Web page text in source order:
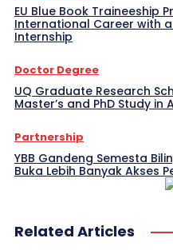
EU Blue Book Traineeship
International Career with
Internship
Doctor Degree
UQ Graduate Research
Master’s and PhD Study in
Partnership
YBB Gandeng Semesta
Buka Lebih Banyak Akses
Related Articles